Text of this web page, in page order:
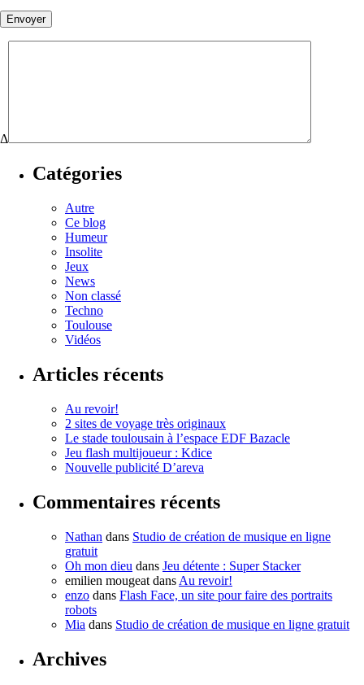
Δ
Catégories
Autre
Ce blog
Humeur
Insolite
Jeux
News
Non classé
Techno
Toulouse
Vidéos
Articles récents
Au revoir!
2 sites de voyage très originaux
Le stade toulousain à l’espace EDF Bazacle
Jeu flash multijoueur : Kdice
Nouvelle publicité D’areva
Commentaires récents
Nathan dans Studio de création de musique en ligne
gratuit
Oh mon dieu dans Jeu détente : Super Stacker
emilien mougeat dans Au revoir!
enzo dans Flash Face, un site pour faire des portraits
robots
Mia dans Studio de création de musique en ligne gratuit
Archives